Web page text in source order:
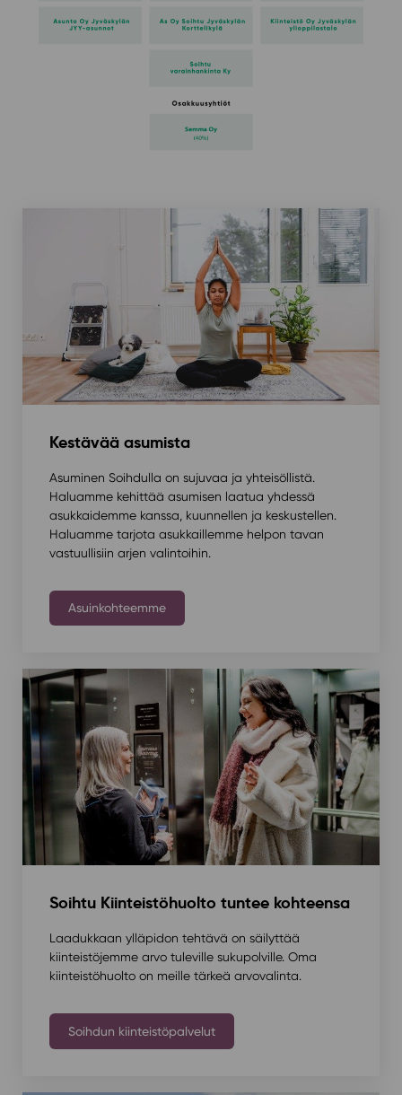
Kestävää asumista
Asuminen Soihdulla on sujuvaa ja yhteisöllistä.
Haluamme kehittää asumisen laatua yhdessä
asukkaidemme kanssa, kuunnellen ja keskustellen.
Haluamme tarjota asukkaillemme helpon tavan
vastuullisiin arjen valintoihin.
Asuinkohteemme
Soihtu Kiinteistöhuolto tuntee kohteensa
Laadukkaan ylläpidon tehtävä on säilyttää
kiinteistöjemme arvo tuleville sukupolville. Oma
kiinteistöhuolto on meille tärkeä arvovalinta.
Soihdun kiinteistöpalvelut